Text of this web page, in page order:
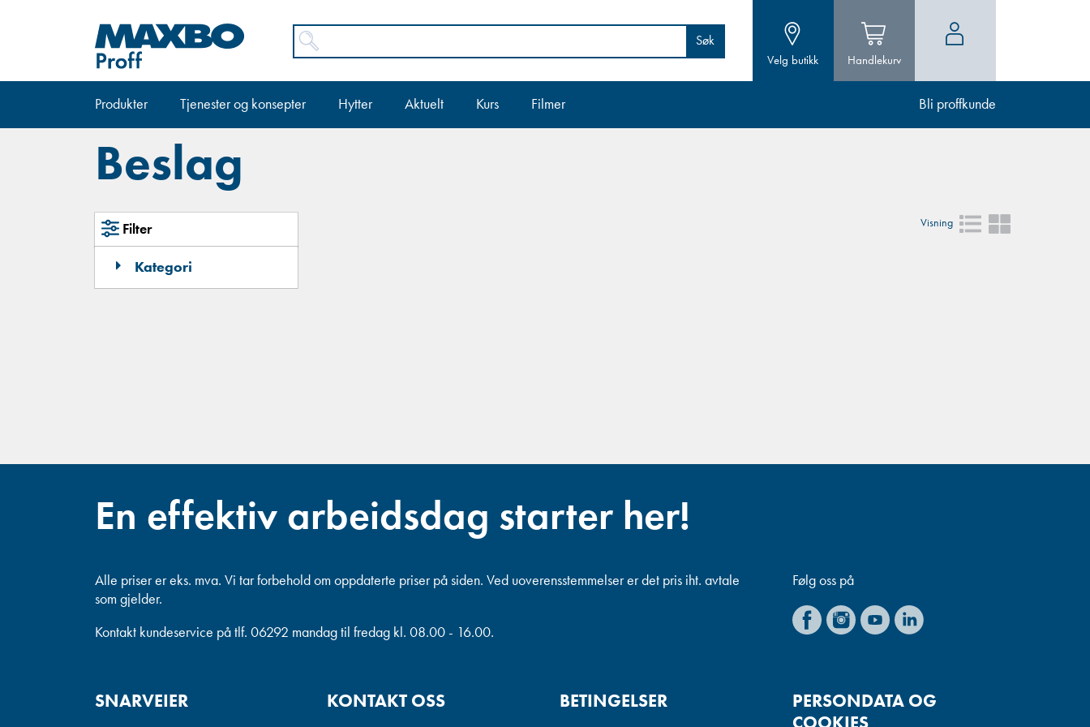
Søk
Velg butikk Handlekurv
Produkter Tjenester og konsepter Hytter Aktuelt Kurs Filmer Bli proffkunde
Beslag
Filter
Kategori
Visning
En effektiv arbeidsdag starter her!
Alle priser er eks. mva. Vi tar forbehold om oppdaterte priser på siden. Ved uoverensstemmelser er det pris iht. avtale
som gjelder.
Kontakt kundeservice på tlf. 06292 mandag til fredag kl. 08.00 - 16.00.
Følg oss på
SNARVEIER KONTAKT OSS BETINGELSER
PERSONDATA OG